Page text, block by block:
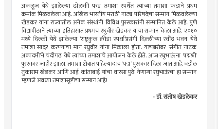
अकलूज येथे झालेल्या ढोलकी फड तमाशा स्पर्धेत त्यांच्या तमाशा फडाने प्रथम
क्रमांक मिळवलेला आहे. अखिल भारतीय मराठी नाट्य परिषदेचा सन्मान मिळवलेल्या
खेडकर यांना राज्यातील अनेक संस्थांनी विविध पुरस्कारांनी सन्मानित केले आहे. पुणे
विद्यापीठाने त्यांच्या इतिहासात प्रथमच रघुवीर खेडकर यांचा सन्मान केला आहे. २०१०
मध्ये दिल्ली येथे झालेल्या ‘राष्ट्रकुल क्रीडा स्पर्धा’प्रसंगी दिल्लीच्या रवींद्र भवन येथे
तमाशा सादर करण्याचा मान रघुवीर यांना मिळाला होता. याचबरोबर ‘संगीत नाटक
अकादमी’ने चंदीगढ येथे त्यांच्या तमाशाचे आयोजन केले होते. आज रघुभाऊंना ‘पद्मश्री’
पुरस्कार जाहीर झाला. तमाशा क्षेत्रात पहिल्यांदाच ‘पद्म’ पुरस्कार दिला जात आहे. वडील
तुकाराम खेडकर आणि आई कांताबाई यांचा वारसा पुढे नेणार्‍या रघुभाऊंचा हा सन्मान
म्हणजे अवघ्या तमाशासृष्टीचा सन्मान आहे!
- डॉ. संतोष खेडलेकर